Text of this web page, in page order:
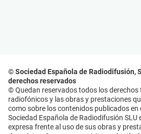
© Sociedad Española de Radiodifusión,
derechos reservados
© Quedan reservados todos los
radiofónicos y las obras y prestaciones
como sobre los contenidos publicados en
Sociedad Española de Radiodifusión SLU
expresa frente al uso de sus obras y